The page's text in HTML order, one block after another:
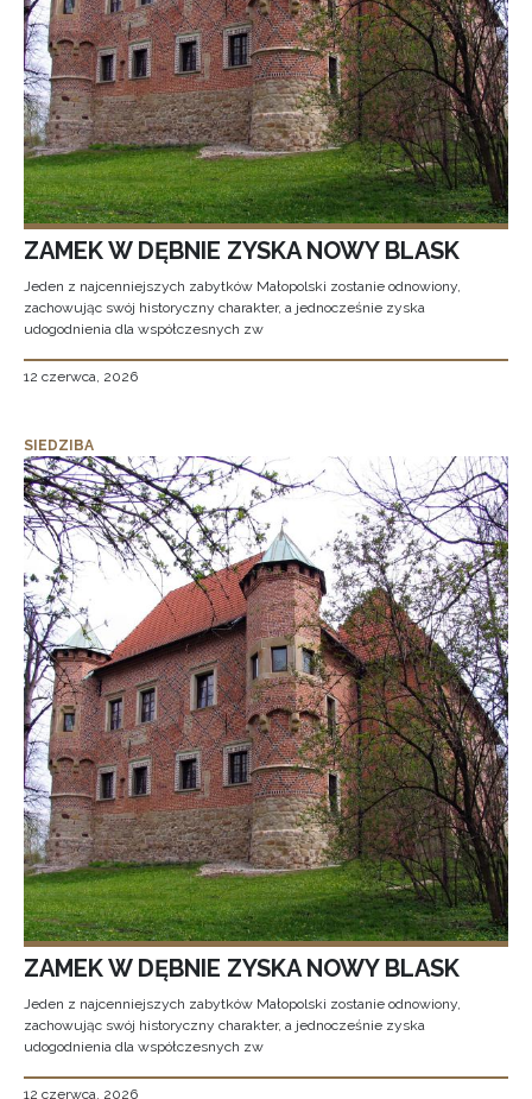
ZAMEK W DĘBNIE ZYSKA NOWY BLASK
Jeden z najcenniejszych zabytków Małopolski zostanie odnowiony,
zachowując swój historyczny charakter, a jednocześnie zyska
udogodnienia dla współczesnych zw
12 czerwca, 2026
SIEDZIBA
ZAMEK W DĘBNIE ZYSKA NOWY BLASK
Jeden z najcenniejszych zabytków Małopolski zostanie odnowiony,
zachowując swój historyczny charakter, a jednocześnie zyska
udogodnienia dla współczesnych zw
12 czerwca, 2026